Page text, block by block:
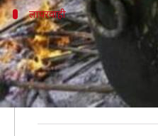
लापरवाही
मासूम के भगौने में
मिड-डे मील के तहत पकाए
जाती है, लेकिन खाना पका
इसका कारण यह था कि